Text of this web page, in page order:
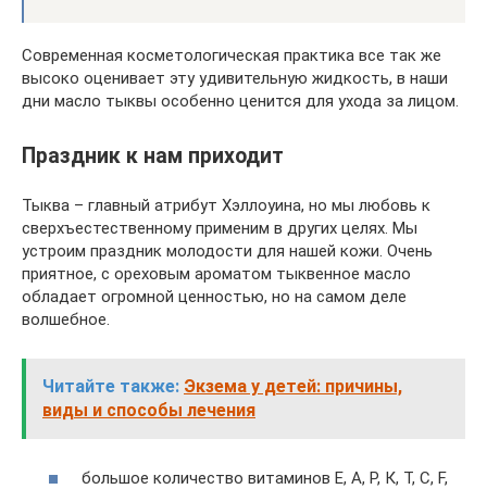
Современная косметологическая практика все так же
высоко оценивает эту удивительную жидкость, в наши
дни масло тыквы особенно ценится для ухода за лицом.
Праздник к нам приходит
Тыква – главный атрибут Хэллоуина, но мы любовь к
сверхъестественному применим в других целях. Мы
устроим праздник молодости для нашей кожи. Очень
приятное, с ореховым ароматом тыквенное масло
обладает огромной ценностью, но на самом деле
волшебное.
Читайте также: Экзема у детей: причины,
виды и способы лечения
большое количество витаминов Е, А, Р, К, Т, С, F,